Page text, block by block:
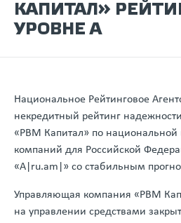
КАПИТАЛ»
УРОВНЕ А
Национальное Рейтинговое
некредитный рейтинг
«РВМ Капитал» по
компаний для Российской
«A|ru.am|» со стабильным
Управляющая компания «РВМ
на управлении средствами